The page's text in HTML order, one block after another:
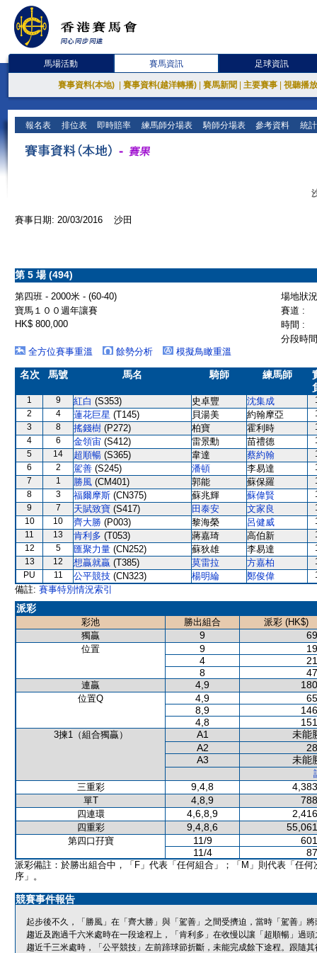
馬場活動 賽馬資訊 足球資訊
賽事資料(本地) 賽事資料(越洋轉播) 賽馬新聞 主要賽事 視聽播
報名表 排位表 即時賠率 練馬師分場表 騎師分場表 參考資料 統
賽事日期: 20/03/2016 沙田
第 5 場 (494)
第四班 - 2000米 - (60-40)
場地狀
寶馬１００週年讓賽
賽道 :
HK$ 800,000
時間 :
分段時
全方位賽事重溫
餘勢分析 模擬鳥瞰重溫
名次 馬號 馬名 騎師 練馬師
1 9 紅白 (S353) 史卓豐 沈集成
2
4 蓮花巨星 (T145) 貝湯美 約翰摩亞
3
8 搖錢樹 (P272) 柏寶 霍利時
4
6 金領宙 (S412) 雷景勳 苗禮德
5
14 超順暢 (S365) 韋達 蔡約翰
6
2 駕善 (S245) 潘頓 李易達
7
1 勝風 (CM401) 郭能 蘇保羅
8
3 福爾摩斯 (CN375) 蘇兆輝 蘇偉賢
9
7 天賦致寶 (S417) 田泰安 文家良
10
10 齊大勝 (P003) 黎海榮 呂健威
11
13 肯利多 (T053) 蔣嘉琦 高伯新
12
5 匯聚力量 (CN252) 蘇狄雄 李易達
13
12 想贏就贏 (T385) 莫雷拉 方嘉柏
PU
11 公平競技 (CN323) 楊明綸 鄭俊偉
備註: 賽事特別情況索引
派彩
彩池 勝出組合
派彩 (HK$)
獨贏
9
位置 9
4
8
連贏 4,9
位置Q 4,9
8,9
4,8
3揀1（組合獨贏） A1
未能
A2
A3
未能
三重彩
9,4,8
單T 4,8,9
四連環 4,6,8,9
四重彩 9,4,8,6
第四口孖寶 11/9
11/4
派彩備註：於勝出組合中，「F」代表「任何組合」；「M」則代表「任何
序」。
競賽事件報告
起步後不久，「勝風」在「齊大勝」與「駕善」之間受擠迫，當時「駕善」
趨近及跑過千六米處時在一段途程上，「肯利多」在收慢以讓「超順暢」過
趨近千三米處時，「公平競技」左前蹄球節折斷，未能完成餘下途程。跟隨